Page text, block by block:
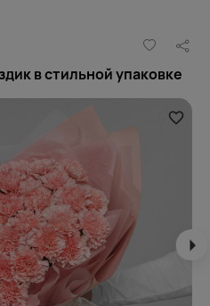
в стильной упаковке